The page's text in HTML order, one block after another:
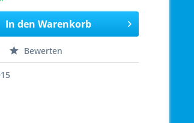
In den Warenkorb
Bewerten